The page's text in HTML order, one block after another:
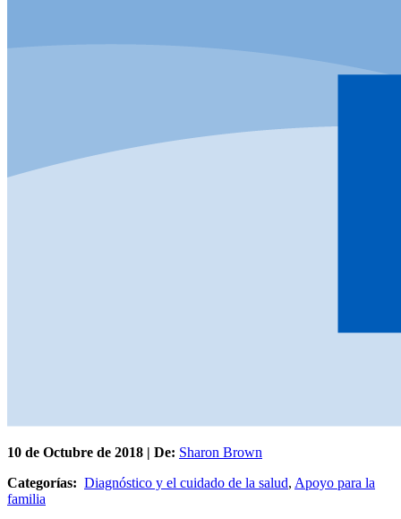
10 de Octubre de 2018 | De: Sharon Brown
Categorías: Diagnóstico y el cuidado de la salud, Apoyo para la
familia